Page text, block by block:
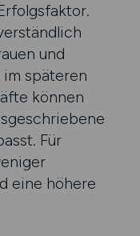
und
späteren
können
Für
eine höhere